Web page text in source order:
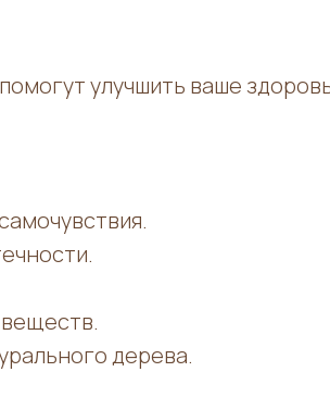
улучшить ваше
дерева.